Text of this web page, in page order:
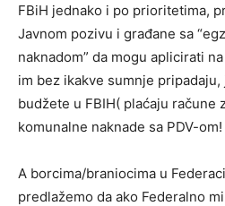
FBiH jednako i po prioritetima,
Javnom pozivu i građane sa
naknadom” da mogu aplicirati
im bez ikakve sumnje
budžete u FBIH( plaćaju račune
komunalne naknade sa PDV-om!
A borcima/braniocima u
predlažemo da ako Federalno